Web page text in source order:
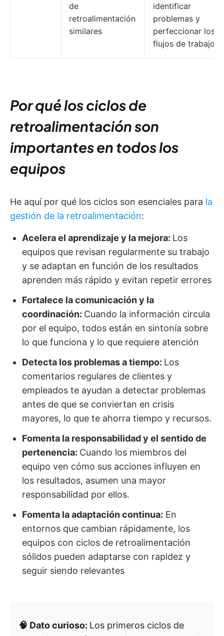
de
retroalimentación
similares
identificar
problemas y
perfeccionar los
flujos de trabajo
Por qué los ciclos de
retroalimentación son
importantes en todos los
equipos
He aquí por qué los ciclos son esenciales para la
gestión de la retroalimentación:
Acelera el aprendizaje y la mejora: Los
equipos que revisan regularmente su trabajo
y se adaptan en función de los resultados
aprenden más rápido y evitan repetir errores
Fortalece la comunicación y la
coordinación: Cuando la información circula
por el equipo, todos están en sintonía sobre
lo que funciona y lo que requiere atención
Detecta los problemas a tiempo: Los
comentarios regulares de clientes y
empleados te ayudan a detectar problemas
antes de que se conviertan en crisis
mayores, lo que te ahorra tiempo y recursos.
Fomenta la responsabilidad y el sentido de
pertenencia: Cuando los miembros del
equipo ven cómo sus acciones influyen en
los resultados, asumen una mayor
responsabilidad por ellos.
Fomenta la adaptación continua: En
entornos que cambian rápidamente, los
equipos con ciclos de retroalimentación
sólidos pueden adaptarse con rapidez y
seguir siendo relevantes​​​​​​​​​​​​​​​​
🧠 Dato curioso: Los primeros ciclos de